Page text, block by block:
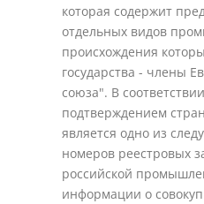
которая содержит
отдельных видов
происхождения
государства - члены
союза". В
подтверждением
является одно из
номеров реестровых
российской
информации о